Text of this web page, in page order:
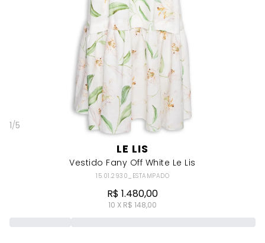
1/5
LE LIS
Vestido Fany Off White Le Lis
15.01.2930_ESTAMPADO
R$ 1.480,00
10 X R$ 148,00